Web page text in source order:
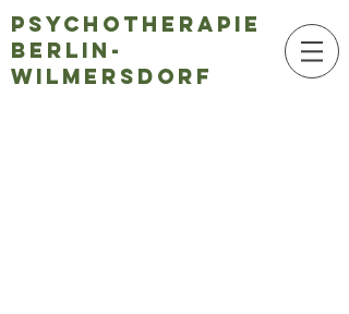
Psychotherapie
Berlin-
Wilmersdorf